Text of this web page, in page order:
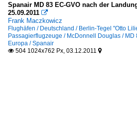
Spanair MD 83 EC-GVO nach der
25.09.2011 
Frank Maczkowicz
Flughäfen / Deutschland / Berlin-Tegel "Otto
Passagierflugzeuge / McDonnell Douglas / MD
Europa / Spanair
 504 1024x762 Px, 03.12.2011 